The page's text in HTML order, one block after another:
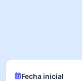
Fecha inicial